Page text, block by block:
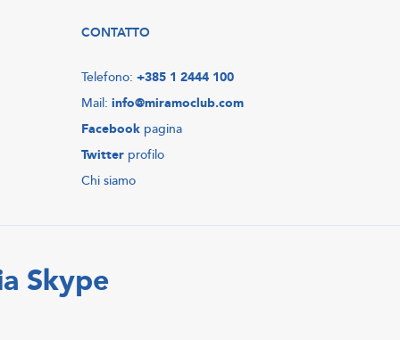
CONTATTO
Telefono: +385 1 2444 100
Mail: info@miramoclub.com
Facebook pagina
Twitter profilo
Chi siamo
Skype